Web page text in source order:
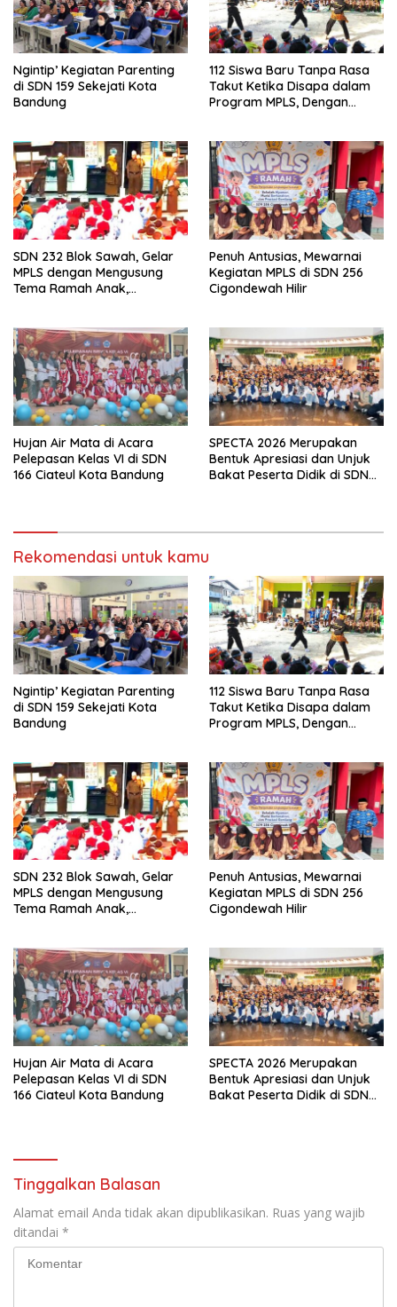
Ngintip’ Kegiatan Parenting
di SDN 159 Sekejati Kota
Bandung
112 Siswa Baru Tanpa Rasa
Takut Ketika Disapa dalam
Program MPLS, Dengan
Cigondewah
SDN 232 Blok Sawah, Gelar
MPLS dengan Mengusung
Tema Ramah Anak,
Penuh Antusias, Mewarnai
Kegiatan MPLS di SDN 256
Cigondewah Hilir
Hujan Air Mata di Acara
Pelepasan Kelas VI di SDN
166 Ciateul Kota Bandung
SPECTA 2026 Merupakan
Bentuk Apresiasi dan Unjuk
Bakat Peserta Didik di SDN
Rekomendasi untuk kamu
Ngintip’ Kegiatan Parenting
di SDN 159 Sekejati Kota
Bandung
112 Siswa Baru Tanpa Rasa
Takut Ketika Disapa dalam
Program MPLS, Dengan
Cigondewah
SDN 232 Blok Sawah, Gelar
MPLS dengan Mengusung
Tema Ramah Anak,
Penuh Antusias, Mewarnai
Kegiatan MPLS di SDN 256
Cigondewah Hilir
Hujan Air Mata di Acara
Pelepasan Kelas VI di SDN
166 Ciateul Kota Bandung
SPECTA 2026 Merupakan
Bentuk Apresiasi dan Unjuk
Bakat Peserta Didik di SDN
Tinggalkan Balasan
Alamat email Anda tidak akan dipublikasikan. Ruas yang wajib
ditandai *